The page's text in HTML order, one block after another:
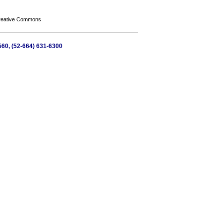
Commons
(52-664) 631-6300